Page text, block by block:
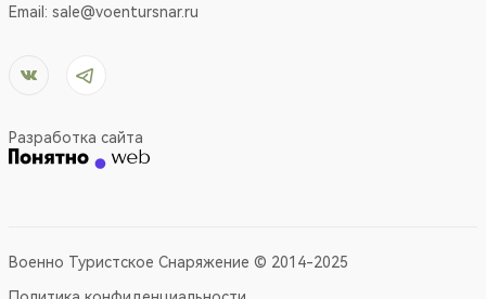
Email: sale@voentursnar.ru
Разработка сайта
Военно Туристское Снаряжение © 2014-2025